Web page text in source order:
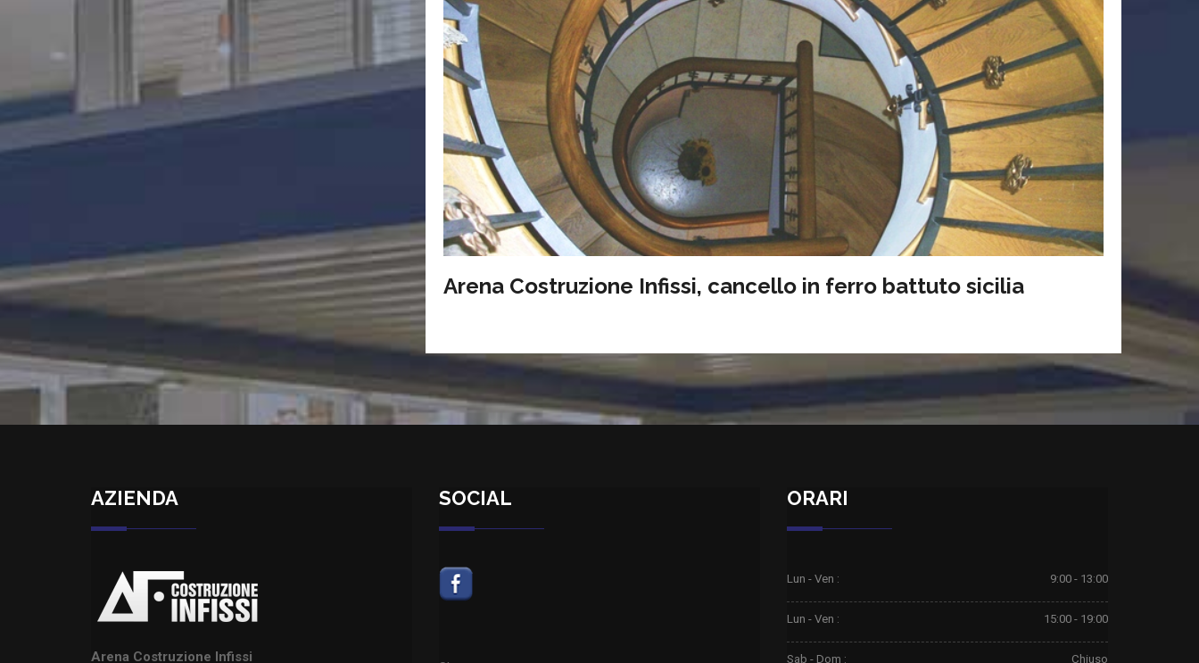
Arena Costruzione Infissi, cancello in ferro battuto sicilia
AZIENDA
Arena Costruzione Infissi
SOCIAL ORARI
Lun - Ven : 9:00 - 13:00
Lun - Ven : 15:00 - 19:00
Sab - Dom : Chiuso